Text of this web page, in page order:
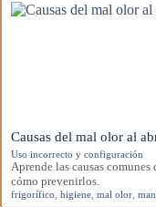
Causas del mal olor al
Uso incorrecto y configuración
Aprende las causas
cómo prevenirlos.
frigorífico higiene mal olor